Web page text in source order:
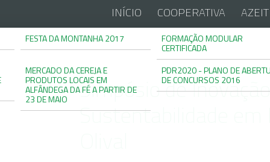
INÍCIO COOPERATIVA
FESTA DA MONTANHA 2017 FORMAÇÃO MODULAR
CERTIFICADA
MERCADO DA CEREJA E
PRODUTOS LOCAIS EM
ALFÂNDEGA DA FÉ A PARTIR DE
23 DE MAIO
PDR2020 - PLANO DE
DE CONCURSOS 2016
Simpósio de
Sustentabilidade